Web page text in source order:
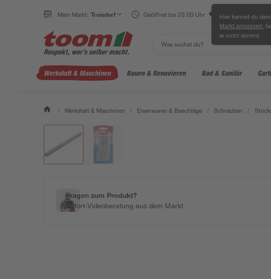
Mein Markt: Troisdorf Geöffnet bis 20:00 Uhr Hier kannst du
Markt anpassen ,
er nicht stimmt.
Werkstatt & Maschinen Bauen & Renovieren Bad & Sanitär
/ Werkstatt & Maschinen / Eisenwaren & Beschläge / Schrauben /
Fragen zum Produkt?
Sofort-Videoberatung aus dem Markt